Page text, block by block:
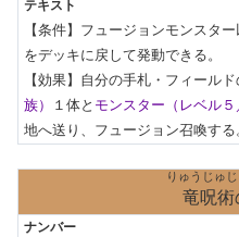
【条件】フュージョンモンスタ
をデッキに戻して発動できる。
【効果】自分の手札・フィールド
族）
１体と モンスター（レベル５
地へ送り、フュージョン召喚する
りゅうじゅ
竜呪術